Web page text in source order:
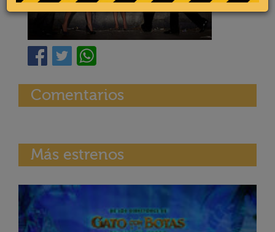
Comentarios
Más estrenos